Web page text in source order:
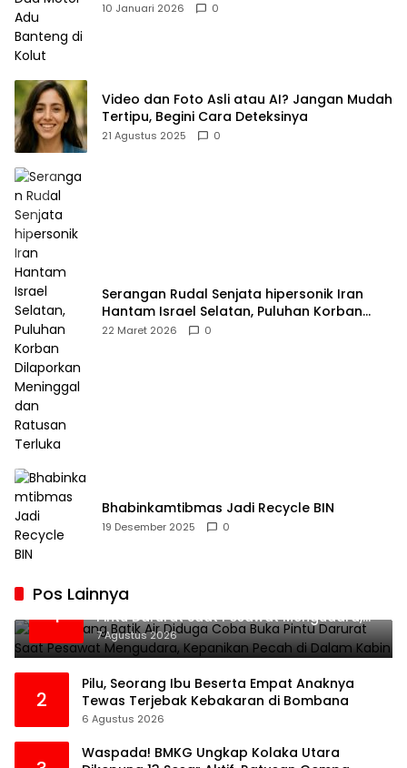
10 Januari 2026 0
Video dan Foto Asli atau AI? Jangan Mudah
Tertipu, Begini Cara Deteksinya
21 Agustus 2025 0
Serangan Rudal Senjata hipersonik Iran
Hantam Israel Selatan, Puluhan Korban
Dilaporkan Meninggal dan Ratusan Terluka
22 Maret 2026 0
Bhabinkamtibmas Jadi Recycle BIN
19 Desember 2025 0
Pos Lainnya
1
Penumpang Batik Air Diduga Coba Buka
Pintu Darurat Saat Pesawat Mengudara,
Kepanikan Pecah di Dalam Kabin
7 Agustus 2026
2
Pilu, Seorang Ibu Beserta Empat Anaknya
Tewas Terjebak Kebakaran di Bombana
6 Agustus 2026
Waspada! BMKG Ungkap Kolaka Utara